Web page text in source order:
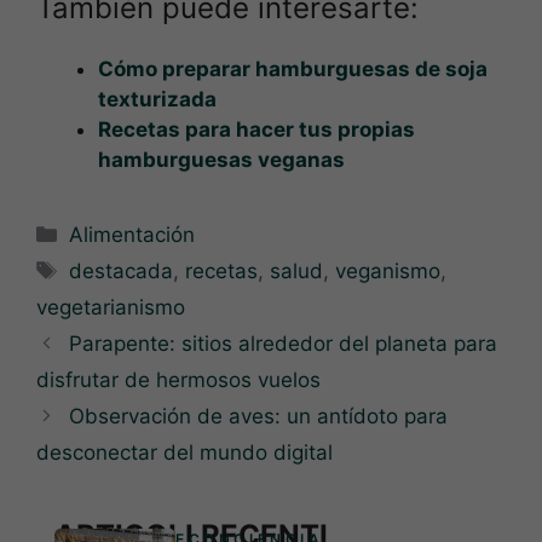
También puede interesarte:
Cómo preparar hamburguesas de soja
texturizada
Recetas para hacer tus propias
hamburguesas veganas
Categorías
Alimentación
Etiquetas
destacada, recetas, salud , veganismo,
vegetarianismo
Parapente: sitios alrededor del planeta para
disfrutar de hermosos vuelos
Observación de aves: un antídoto para
desconectar del mundo digital